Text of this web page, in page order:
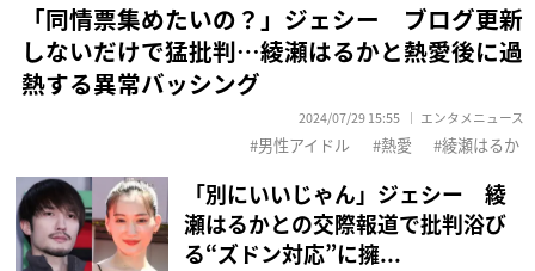
「同情票集めたいの？」ジェシー ブログ更新
しないだけで猛批判…綾瀬はるかと熱愛後に過
熱する異常バッシング
2024/07/29 15:55 エンタメニュース
男性アイドル 熱愛 綾瀬はるか
「別にいいじゃん」ジェシー 綾
瀬はるかとの交際報道で批判浴び
る“ズドン対応”に擁...